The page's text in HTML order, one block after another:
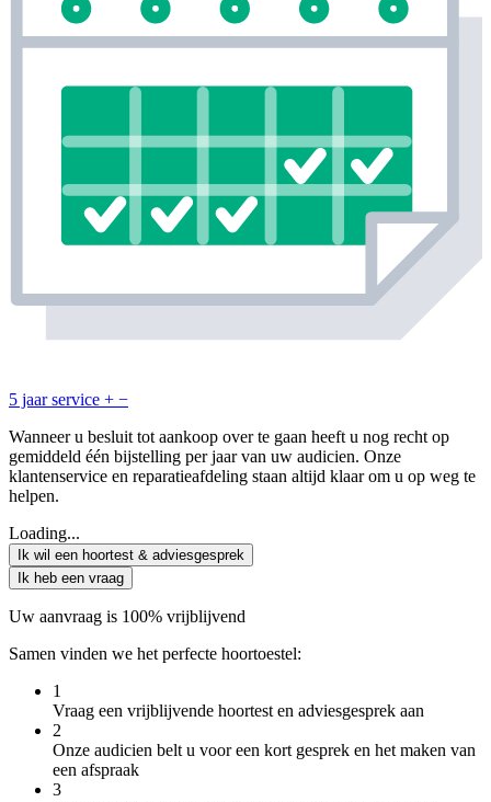
5 jaar service + −
Wanneer u besluit tot aankoop over te gaan heeft u nog recht op
gemiddeld één bijstelling per jaar van uw audicien. Onze
klantenservice en reparatieafdeling staan altijd klaar om u op weg te
helpen.
Loading...
Ik wil een hoortest & adviesgesprek
Ik heb een vraag
Uw aanvraag is 100% vrijblijvend
Samen vinden we het perfecte hoortoestel:
1
Vraag een vrijblijvende hoortest en adviesgesprek aan
2
Onze audicien belt u voor een kort gesprek en het maken van
een afspraak
3